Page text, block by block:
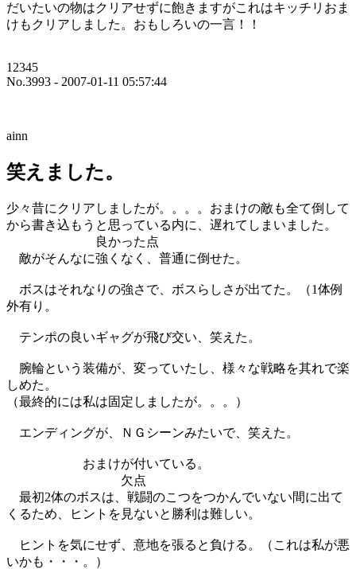
だいたいの物はクリアせずに飽きますがこれはキッチリおま
けもクリアしました。おもしろいの一言！！
12345
No.3993 - 2007-01-11 05:57:44
ainn
笑えました。
少々昔にクリアしましたが。。。。おまけの敵も全て倒して
から書き込もうと思っている内に、遅れてしまいました。
良かった点
敵がそんなに強くなく、普通に倒せた。
ボスはそれなりの強さで、ボスらしさが出てた。（1体例
外有り。
テンポの良いギャグが飛び交い、笑えた。
腕輪という装備が、変っていたし、様々な戦略を其れで楽
しめた。
（最終的には私は固定しましたが。。。）
エンディングが、ＮＧシーンみたいで、笑えた。
おまけが付いている。
欠点
最初2体のボスは、戦闘のこつをつかんでいない間に出て
くるため、ヒントを見ないと勝利は難しい。
ヒントを気にせず、意地を張ると負ける。（これは私が悪
いかも・・・。）